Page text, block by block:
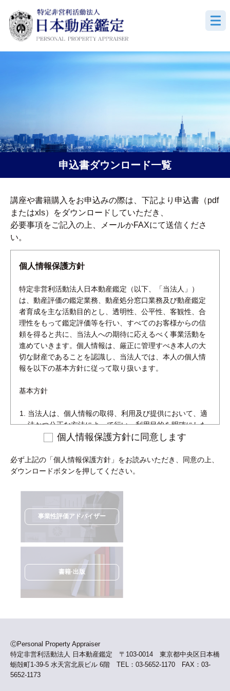
法人案内
個人情報保護方針
申込書ダウンロード一覧
講座や書籍購入をお申込みの際は、下記より申込書（pdf
またはxls）をダウンロードしていただき、
必要事項をご記入の上、メールかFAXにて送信くださ
い。
個人情報保護方針
特定非営利活動法人日本動産鑑定（以下、「当法人」）
は、動産評価の鑑定業務、動産処分窓口業務及び動産鑑定
者育成を主な活動目的とし、透明性、公平性、客観性、合
理性をもって鑑定評価等を行い、すべてのお客様からの信
頼を得ると共に、当法人への期待に応えるべく事業活動を
進めていきます。個人情報は、厳正に管理すべき本人の大
切な財産であることを認識し、当法人では、本人の個人情
報を以下の基本方針に従って取り扱います。
基本方針
当法人は、個人情報の取得、利用及び提供において、適
法かつ公正な方法によって行い、利用目的を明確にした
上で目的の範囲内で取扱うとともに、取得した個人情報
講じます。また、当法人は本人からご提供いただいた個
人情報を、情報主体の同意がある場合または正当な理由
当法人は、個人情報保護法および関連するその他の法
令、国が定める指針及びその他の規範を遵守します。ま
た、当法人は『個人情報保護基本規程』を着実に実施、
維持するとともに、個人情報保護マネジメントシステム
の継続的な改善に努めます。
当法人は、個人情報を正確かつ最新の状態に保つととも
に、個人情報への不正アクセス、個人情報の紛失、破
壊、改ざんおよび漏えい等に対して、適正な防止策なら
びに、是正・予防に努めます。
当法人は、個人情報保護に関する管理体制を確立すると
守徹底に努めます。
苦情及び相談、開示、訂正等のご請求につきまして誠実
かつ迅速に対応します。
個人情報保護方針に同意します
必ず上記の「個人情報保護方針」をお読みいただき、同意の上、
ダウンロードボタンを押してください。
事業性評価アドバイザー
書籍·出版
ⒸPersonal Property Appraiser
特定非営利活動法人 日本動産鑑定 〒103-0014 東京都中央区日本橋
蛎殻町1-39-5 水天宮北辰ビル 6階 TEL：03-5652-1170 FAX：03-
5652-1173